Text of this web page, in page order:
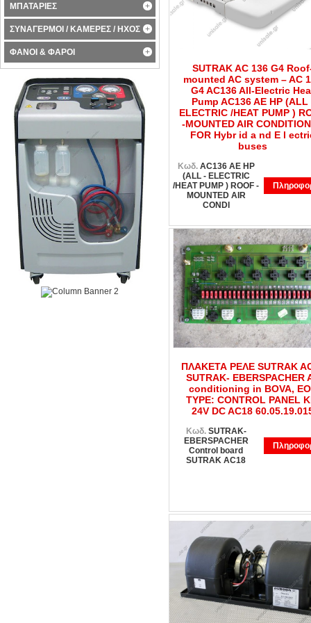
SUTRAK AC 136 G4
mounted AC system – AC
G4 AC136 All-Electric
Pump AC136 AE HP (ALL
ELECTRIC /HEAT PUMP )
-MOUNTED AIR
FOR Hybr id a nd E l
buses
Κωδ. AC136 AE HP
(ALL - ELECTRIC
/HEAT PUMP ) ROOF -
MOUNTED AIR
CONDI
ΠΛΑΚΕΤΑ ΡΕΛΕ SUTRAK
SUTRAK- EBERSPACHER
conditioning in BOVA,
TYPE: CONTROL PANEL
24V DC AC18
Κωδ. SUTRAK-
EBERSPACHER
Control board
SUTRAK AC18
ΜΠΑΤΑΡΙΕΣ
ΣΥΝΑΓΕΡΜΟΙ / ΚΑΜΕΡΕΣ / ΗΧΟΣ
ΦΑΝΟΙ & ΦΑΡΟΙ